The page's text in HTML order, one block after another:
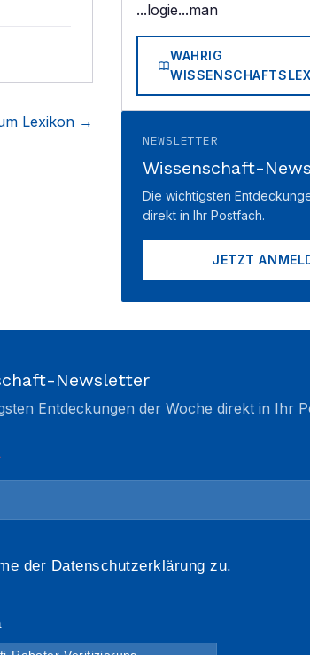
Lexikon →
...logie...man
WAHRIG
NEWSLETTER
Wissenschaft-
Die wichtigsten
direkt in Ihr Postfach.
JETZT
Newsletter
Entdeckungen der Woche direkt in Ihr